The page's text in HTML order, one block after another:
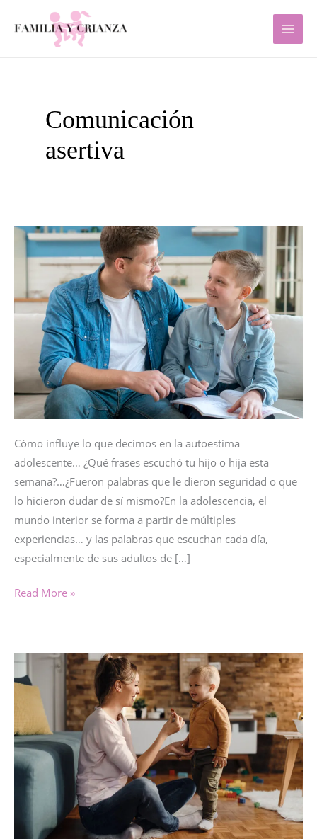
Comunicación
asertiva
Cómo influye lo que decimos en la autoestima
adolescente… ¿Qué frases escuchó tu hijo o hija esta
semana?…¿Fueron palabras que le dieron seguridad o que
lo hicieron dudar de sí mismo?En la adolescencia, el
mundo interior se forma a partir de múltiples
experiencias… y las palabras que escuchan cada día,
especialmente de sus adultos de […]
LAS
QUE
DEJAMOS
NUESTROS
Read More »